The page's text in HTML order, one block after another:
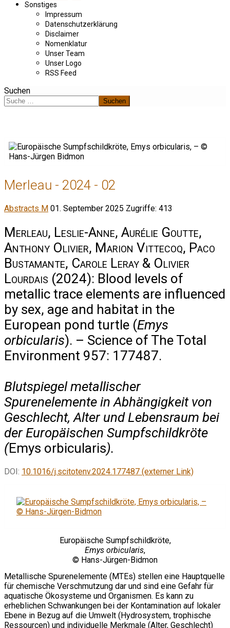
Sonstiges
Impressum
Datenschutzerklärung
Disclaimer
Nomenklatur
Unser Team
Unser Logo
RSS Feed
Suchen
Suchen
Merleau - 2024 - 02
Abstracts M 01. September 2025 Zugriffe: 413
Merleau, Leslie-Anne, Aurélie Goutte,
Anthony Olivier, Marion Vittecoq, Paco
Bustamante, Carole Leray & Olivier
Lourdais (2024): Blood levels of
metallic trace elements are influenced
by sex, age and habitat in the
European pond turtle (Emys
orbicularis). – Science of The Total
Environment 957: 177487.
Blutspiegel metallischer
Spurenelemente in Abhängigkeit von
Geschlecht, Alter und Lebensraum bei
der Europäischen Sumpfschildkröte
(Emys orbicularis).
DOI: 10.1016/j.scitotenv.2024.177487 (externer Link)
Europäische Sumpfschildkröte,
Emys orbicularis,
© Hans-Jürgen-Bidmon
Metallische Spurenelemente (MTEs) stellen eine Hauptquelle
für chemische Verschmutzung dar und sind eine Gefahr für
aquatische Ökosysteme und Organismen. Es kann zu
erheblichen Schwankungen bei der Kontamination auf lokaler
Ebene in Bezug auf die Umwelt (Hydrosystem, trophische
Ressourcen) und individuelle Merkmale (Alter, Geschlecht)